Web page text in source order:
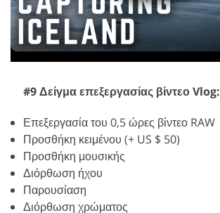
#9 Δείγμα επεξεργασίας βίντεο Vlog:
Επεξεργασία του 0,5 ώρες βίντεο RAW
Προσθήκη κειμένου (+ US $ 50)
Προσθήκη μουσικής
Διόρθωση ήχου
Παρουσίαση
Διόρθωση χρώματος